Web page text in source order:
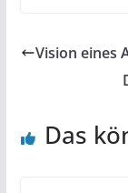
Vision eines
Das